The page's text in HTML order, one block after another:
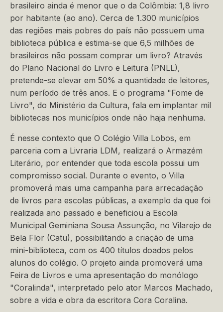
brasileiro ainda é menor que o da Colômbia: 1,8 livro
por habitante (ao ano). Cerca de 1.300 municípios
das regiões mais pobres do país não possuem uma
biblioteca pública e estima-se que 6,5 milhões de
brasileiros não possam comprar um livro? Através
do Plano Nacional do Livro e Leitura (PNLL),
pretende-se elevar em 50% a quantidade de leitores,
num período de três anos. E o programa "Fome de
Livro", do Ministério da Cultura, fala em implantar mil
bibliotecas nos municípios onde não haja nenhuma.
É nesse contexto que O Colégio Villa Lobos, em
parceria com a Livraria LDM, realizará o Armazém
Literário, por entender que toda escola possui um
compromisso social. Durante o evento, o Villa
promoverá mais uma campanha para arrecadação
de livros para escolas públicas, a exemplo da que foi
realizada ano passado e beneficiou a Escola
Municipal Geminiana Sousa Assunção, no Vilarejo de
Bela Flor (Catu), possibilitando a criação de uma
mini-biblioteca, com os 400 títulos doados pelos
alunos do colégio. O projeto ainda promoverá uma
Feira de Livros e uma apresentação do monólogo
"Coralinda", interpretado pelo ator Marcos Machado,
sobre a vida e obra da escritora Cora Coralina.